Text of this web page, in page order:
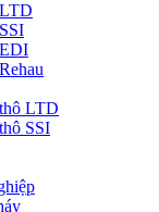
LTD
SSI